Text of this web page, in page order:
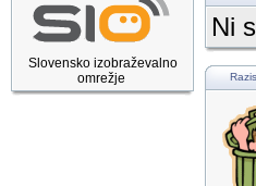
Slovensko izobraževalno
omrežje
Ni